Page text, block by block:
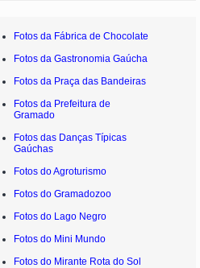
Fotos da Fábrica de Chocolate
Fotos da Gastronomia Gaúcha
Fotos da Praça das Bandeiras
Fotos da Prefeitura de
Gramado
Fotos das Danças Típicas
Gaúchas
Fotos do Agroturismo
Fotos do Gramadozoo
Fotos do Lago Negro
Fotos do Mini Mundo
Fotos do Mirante Rota do Sol